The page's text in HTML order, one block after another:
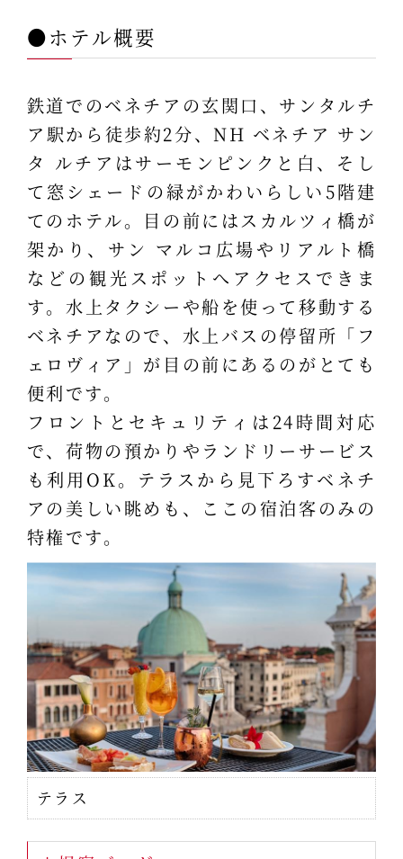
●ホテル概要
鉄道でのベネチアの玄関口、サンタルチ
ア駅から徒歩約2分、NH ベネチア サン
タ ルチアはサーモンピンクと白、そし
て窓シェードの緑がかわいらしい5階建
てのホテル。目の前にはスカルツィ橋が
架かり、サン マルコ広場やリアルト橋
などの観光スポットへアクセスできま
す。水上タクシーや船を使って移動する
ベネチアなので、水上バスの停留所「フ
ェロヴィア」が目の前にあるのがとても
便利です。
フロントとセキュリティは24時間対応
で、荷物の預かりやランドリーサービス
も利用OK。テラスから見下ろすベネチ
アの美しい眺めも、ここの宿泊客のみの
特権です。
テラス